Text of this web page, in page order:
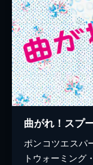
曲がれ！スプ
ポンコツエスパ
トウォーミング